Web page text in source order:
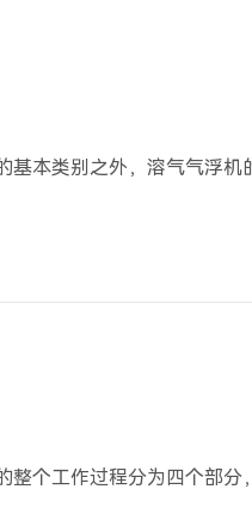
本类别之外，溶气气浮机
个工作过程分为四个部分